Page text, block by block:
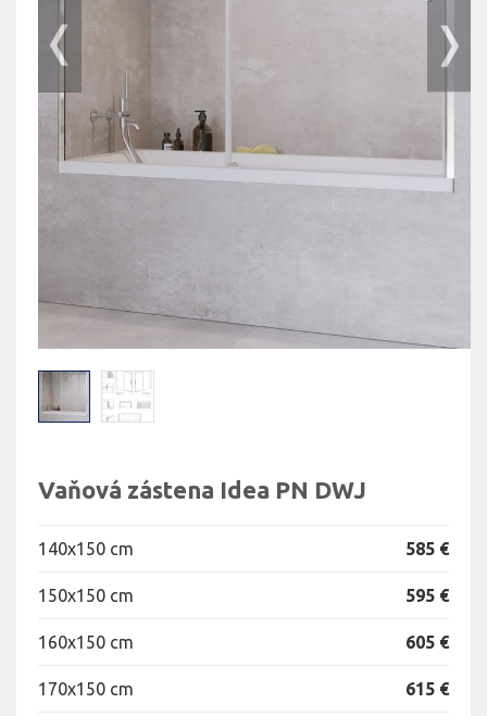
Vaňová zástena Idea PN DWJ
140x150 cm 585 €
150x150 cm 595 €
160x150 cm 605 €
170x150 cm 615 €